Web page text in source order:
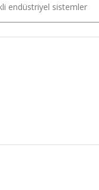
endüstriyel sistemler